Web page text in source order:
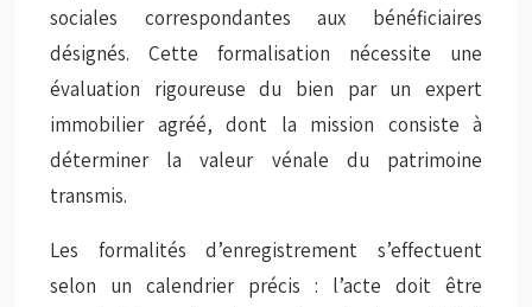
sociales correspondantes aux bénéficiaires
désignés. Cette formalisation nécessite une
évaluation rigoureuse du bien par un expert
immobilier agréé, dont la mission consiste à
déterminer la valeur vénale du patrimoine
transmis.
Les formalités d’enregistrement s’effectuent
selon un calendrier précis : l’acte doit être